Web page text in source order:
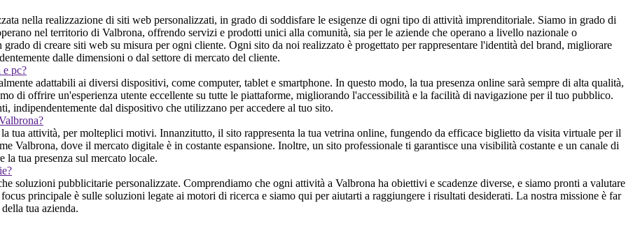
nella realizzazione di siti web personalizzati, in grado di soddisfare le esigenze di ogni tipo di attività imprenditoriale. Siamo in grado di
nel territorio di Valbrona, offrendo servizi e prodotti unici alla comunità, sia per le aziende che operano a livello nazionale o
di creare siti web su misura per ogni cliente. Ogni sito da noi realizzato è progettato per rappresentare l'identità del brand, migliorare
dalle dimensioni o dal settore di mercato del cliente.
pc?
adattabili ai diversi dispositivi, come computer, tablet e smartphone. In questo modo, la tua presenza online sarà sempre di alta qualità,
di offrire un'esperienza utente eccellente su tutte le piattaforme, migliorando l'accessibilità e la facilità di navigazione per il tuo pubblico.
indipendentemente dal dispositivo che utilizzano per accedere al tuo sito.
tua attività, per molteplici motivi. Innanzitutto, il sito rappresenta la tua vetrina online, fungendo da efficace biglietto da visita virtuale per il
Valbrona, dove il mercato digitale è in costante espansione. Inoltre, un sito professionale ti garantisce una visibilità costante e un canale di
tua presenza sul mercato locale.
soluzioni pubblicitarie personalizzate. Comprendiamo che ogni attività a Valbrona ha obiettivi e scadenze diverse, e siamo pronti a valutare
principale è sulle soluzioni legate ai motori di ricerca e siamo qui per aiutarti a raggiungere i risultati desiderati. La nostra missione è far
tua azienda.